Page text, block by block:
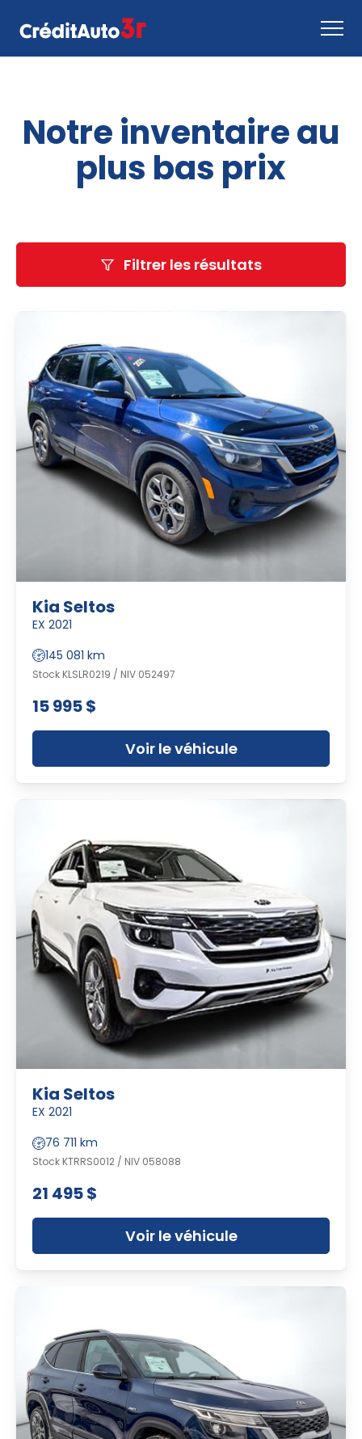
Comment ça marche
Nous joindre
Inventaire
Notre inventaire au
plus bas prix
Filtrer les résultats
Kia Seltos
EX 2021
145 081 km
Stock KLSLR0219 / NIV 052497
15 995 $
Voir le véhicule
Kia Seltos
EX 2021
76 711 km
Stock KTRRS0012 / NIV 058088
21 495 $
Voir le véhicule